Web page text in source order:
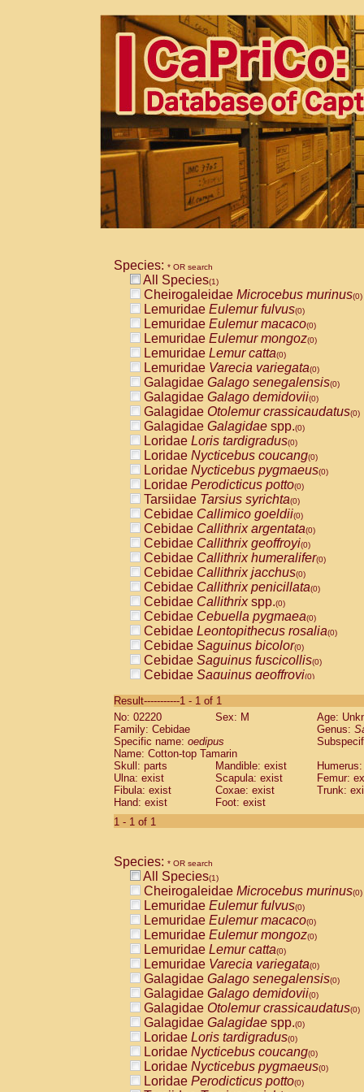
Species: * OR search
All Species(1)
Cheirogaleidae Microcebus murinus(0)
Lemuridae Eulemur fulvus(0)
Lemuridae Eulemur macaco(0)
Lemuridae Eulemur mongoz(0)
Lemuridae Lemur catta(0)
Lemuridae Varecia variegata(0)
Galagidae Galago senegalensis(0)
Galagidae Galago demidovii(0)
Galagidae Otolemur crassicaudatus(0)
Galagidae Galagidae spp.(0)
Loridae Loris tardigradus(0)
Loridae Nycticebus coucang(0)
Loridae Nycticebus pygmaeus(0)
Loridae Perodicticus potto(0)
Tarsiidae Tarsius syrichta(0)
Cebidae Callimico goeldii(0)
Cebidae Callithrix argentata(0)
Cebidae Callithrix geoffroyi(0)
Cebidae Callithrix humeralifer(0)
Cebidae Callithrix jacchus(0)
Cebidae Callithrix penicillata(0)
Cebidae Callithrixspp.(0)
Cebidae Cebuella pygmaea(0)
Cebidae Leontopithecus rosalia(0)
Cebidae Saguinus bicolor(0)
Cebidae Saguinus fuscicollis(0)
Cebidae Saguinus geoffroyi(0)
CebidaeSaguinus labiatus(0)
Cebidae Saguinus leucopus (0)
Cebidae
CebidaeSaguinus mystax
Cebidae Saguinus nigricollis (0)
Cebidae Saguinus oedipus
Cebidae Saguinus weddelli
Cebidae Saguinusspp.
Cebidae
CebidaeCebus capucinus
CebidaeCebus nigrivittatus
CebidaeCebus spp.(0)
CebidaeSaimiri boliviensis(0)
CebidaeSaimiri sciureus(0)
AtelidaeAlouatta caraya(0)
AtelidaeAlouatta fusca(0)
AtelidaeAlouatta seniculus(0)
AtelidaeAlouattaspp.(0)
AtelidaeAteles belzebuth(0)
AtelidaeAteles geoffroyi(0)
AtelidaeAteles paniscus(0)
AtelidaeAtelesspp.(0)
AtelidaeLagothrix lagothricha(0)
AtelidaeLagothrix lagothricha cana
PitheciidaeCacajao calvus
Result-----------1 - 1 of 1
No: 02220
Sex: M
Age:
Family: Cebidae
Genus:
Specific name: oedipus
Name: Cotton-top Tamarin
Skull: parts
Mandible: exist
Ulna: exist
Scapula: exist
Femur:
Fibula: exist
Coxae: exist
Trunk:
Hand: exist
Foot: exist
1 - 1 of 1
Species: * OR search
All Species(1)
Cheirogaleidae Microcebus murinus(0)
Lemuridae Eulemur fulvus(0)
Lemuridae Eulemur macaco(0)
Lemuridae Eulemur mongoz(0)
Lemuridae Lemur catta(0)
Lemuridae Varecia variegata(0)
Galagidae Galago senegalensis(0)
Galagidae Galago demidovii(0)
Galagidae Otolemur crassicaudatus(0)
Galagidae Galagidae spp.(0)
Loridae Loris tardigradus(0)
Loridae Nycticebus coucang(0)
Loridae Nycticebus pygmaeus(0)
Loridae Perodicticus potto(0)